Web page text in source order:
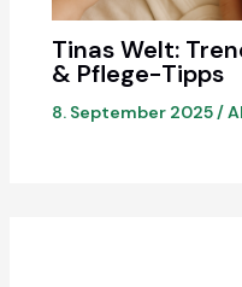
Tinas Welt:
& Pflege-Tipps
8. September 2025/